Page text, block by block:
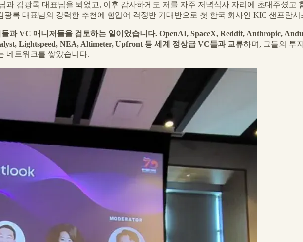
김광록 대표님을 뵈었고, 이후 감사하게도 저를 자주 저녁식사 자리에 초대주셨고
록 대표님의 강력한 추천에 힘입어 걱정반 기대반으로 첫 한국 회사인 KIC 샌프란
과 VC 매니저들을 검토하는 일이었습니다. OpenAI, SpaceX, Reddit, Anthropic,
Lightspeed, NEA, Altimeter, Upfront 등 세계 정상급 VC들과 교류하며, 그들의 투
네트워크를 쌓았습니다.